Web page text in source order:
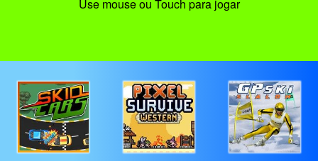
Use mouse ou Touch para jogar